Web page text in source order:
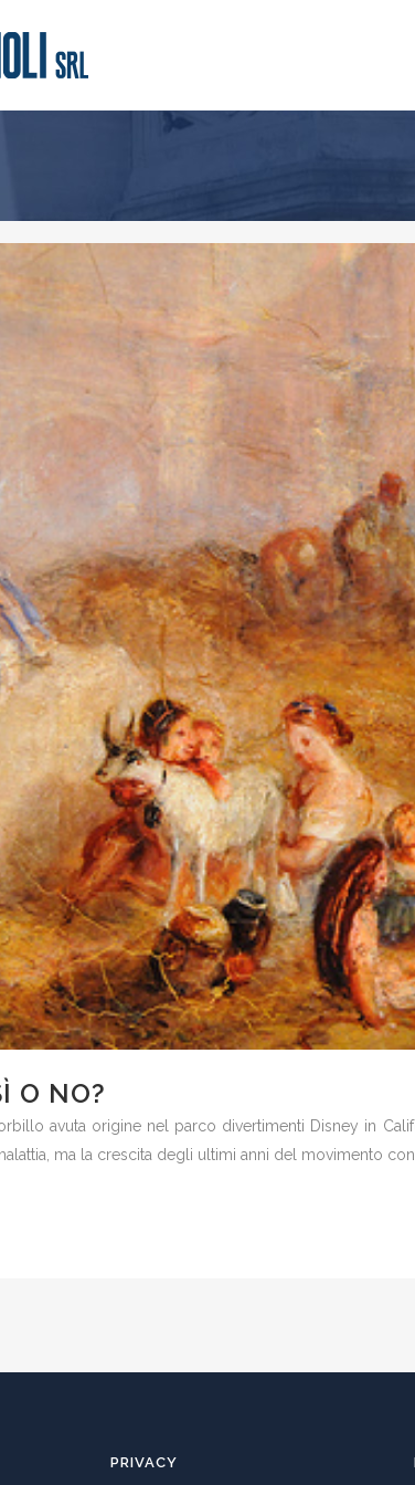
O NO?
avuta origine nel parco divertimenti Disney in
ma la crescita degli ultimi anni del movimento
PRIVACY